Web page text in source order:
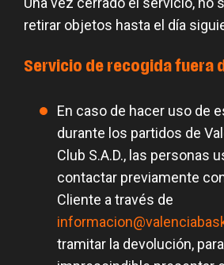
retirar objetos hasta el día
Servicio de recogida fuera
En caso de hacer uso de
durante los partidos de
Club S.A.D., las personas
contactar previamente
Cliente a través de
tramitar la devolución,